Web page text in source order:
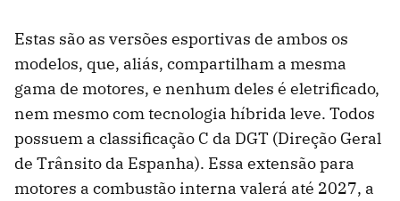
Estas são as versões esportivas de ambos os
modelos, que, aliás, compartilham a mesma
gama de motores, e nenhum deles é eletrificado,
nem mesmo com tecnologia híbrida leve. Todos
possuem a classificação C da DGT (Direção Geral
de Trânsito da Espanha). Essa extensão para
motores a combustão interna valerá até 2027, a